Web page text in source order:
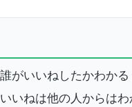
がいいねしたかわかる
いねは他の人からは